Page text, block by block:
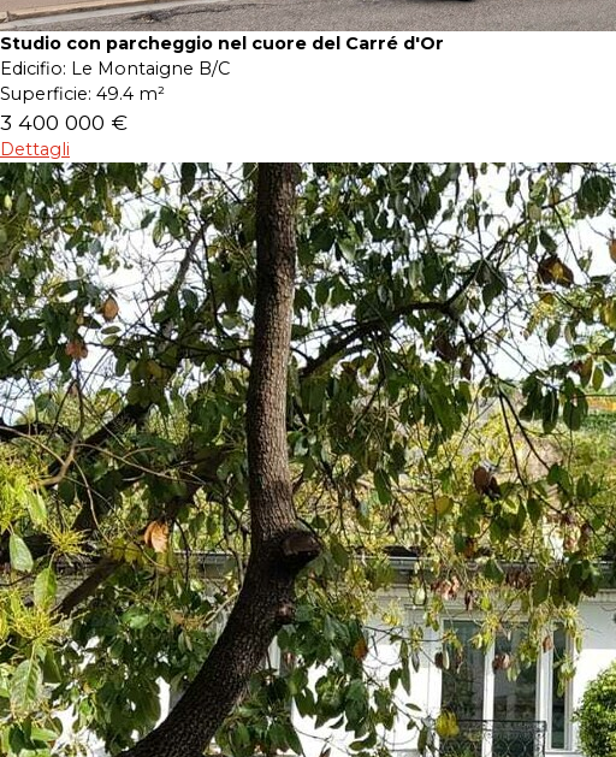
Studio con parcheggio nel cuore del Carré d'Or
Edicifio: Le Montaigne B/C
Superficie: 49.4 m²
3 400 000 €
Dettagli